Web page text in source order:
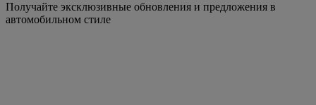
Получайте эксклюзивные обновления и предложения в
автомобильном стиле